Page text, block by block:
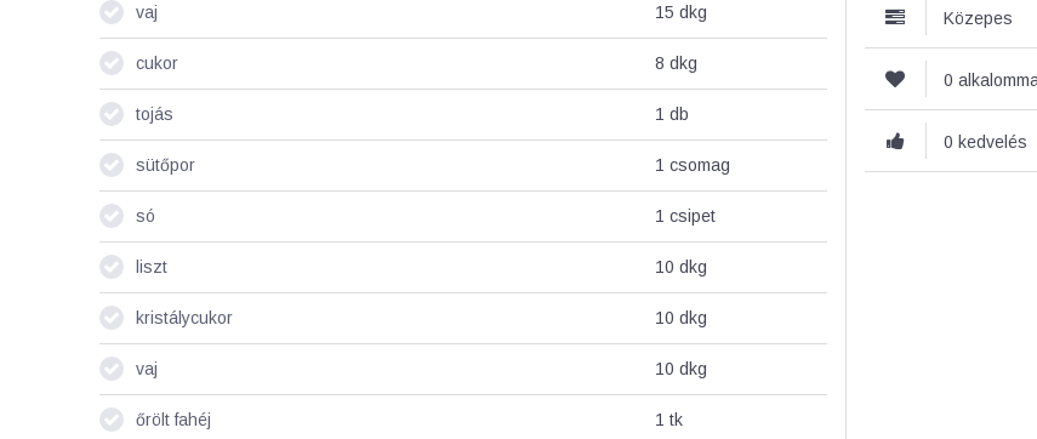
vaj 15 dkg
cukor 8 dkg
tojás 1 db
sütőpor 1 csomag
só 1 csipet
liszt 10 dkg
kristálycukor 10 dkg
vaj 10 dkg
őrölt fahéj 1 tk
Közepes
0
0 kedvelés